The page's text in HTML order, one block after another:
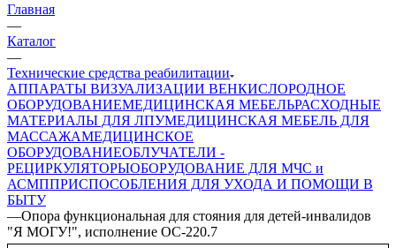
Главная
—
Каталог
—
Технические средства реабилитации
АППАРАТЫ ВИЗУАЛИЗАЦИИ ВЕНКИСЛОРОДНОЕ
ОБОРУДОВАНИЕМЕДИЦИНСКАЯ МЕБЕЛЬРАСХОДНЫЕ
МАТЕРИАЛЫ ДЛЯ ЛПУМЕДИЦИНСКАЯ МЕБЕЛЬ ДЛЯ
МАССАЖАМЕДИЦИНСКОЕ
ОБОРУДОВАНИЕОБЛУЧАТЕЛИ -
РЕЦИРКУЛЯТОРЫОБОРУДОВАНИЕ ДЛЯ МЧС и
АСМППРИСПОСОБЛЕНИЯ ДЛЯ УХОДА И ПОМОЩИ В
БЫТУ
—Опора функциональная для стояния для детей-инвалидов
"Я МОГУ!", исполнение ОС-220.7